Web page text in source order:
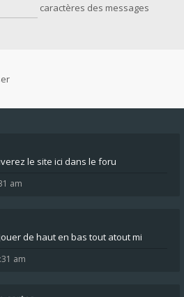
caractères des messages
le site ici dans le foru
am
de haut en bas tout atout mi
am